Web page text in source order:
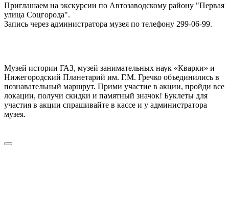
Приглашаем на экскурсии по Автозаводскому району "Первая
улица Соцгорода".
Запись через администратора музея по телефону 299-06-99.
Музей истории ГАЗ, музей занимательных наук «Кварки» и
Нижегородский Планетарий им. Г.М. Гречко объединились в
познавательный маршрут. Прими участие в акции, пройди все
локации, получи скидки и памятный значок! Буклеты для
участия в акции спрашивайте в кассе и у администратора
музея.